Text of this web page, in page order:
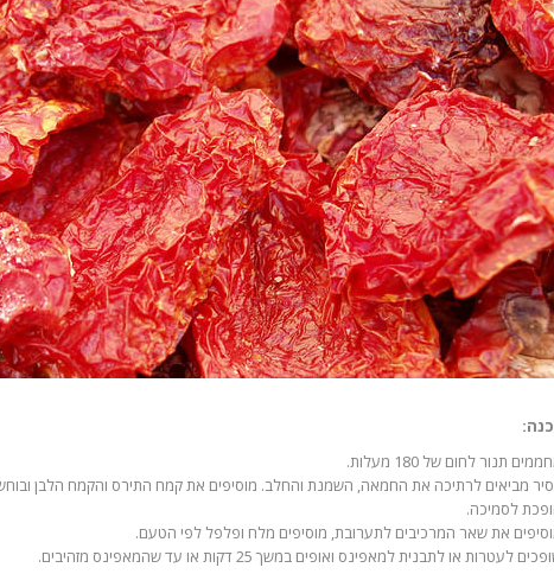
תנור לחום של 180 מעלות.
מביאים לרתיכה את החמאה, השמנת והחלב. מוסיפים את קמח התירס והקמח הלבן
לסמיכה.
את שאר המרכיבים לתערובת, מוסיפים מלח ופלפל לפי הטעם.
לעטרות או לתבנית למאפינס ואופים במשך 25 דקות או עד שהמאפינס מזהיבים.